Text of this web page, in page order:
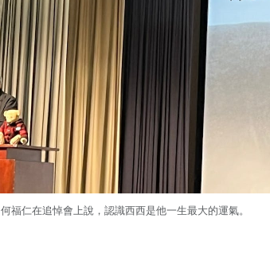
何福仁在追悼會上說，認識西西是他一生最大的運氣。